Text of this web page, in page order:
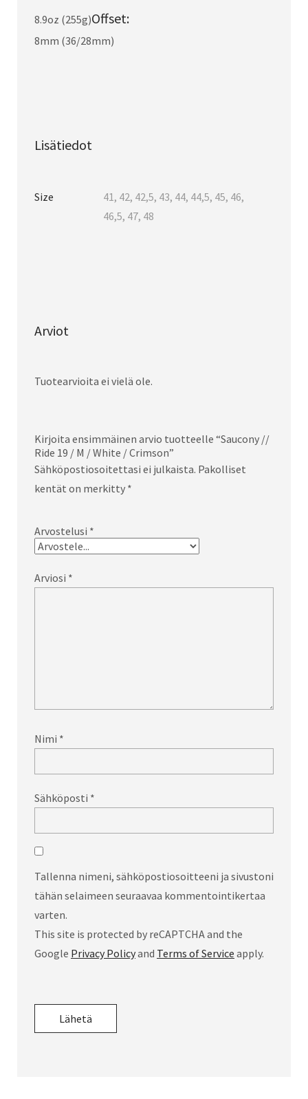
8.9oz (255g)Offset:
8mm (36/28mm)
Lisätiedot
Size
41, 42, 42,5, 43, 44, 44,5, 45, 46,
46,5, 47, 48
Arviot
Tuotearvioita ei vielä ole.
Kirjoita ensimmäinen arvio tuotteelle “Saucony //
Ride 19 / M / White / Crimson”
Sähköpostiosoitettasi ei julkaista. Pakolliset
kentät on merkitty *
Arvostelusi *
Arviosi *
Nimi *
Sähköposti *
Tallenna nimeni, sähköpostiosoitteeni ja sivustoni
tähän selaimeen seuraavaa kommentointikertaa
varten.
This site is protected by reCAPTCHA and the
Google Privacy Policyand Terms of Service apply.